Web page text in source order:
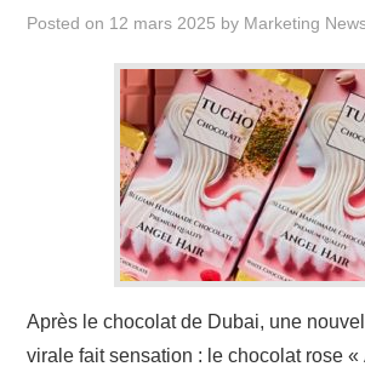
Posted on 12 mars 2025 by Marketing
Après le chocolat de Dubai, une
virale fait sensation : le chocolat rose